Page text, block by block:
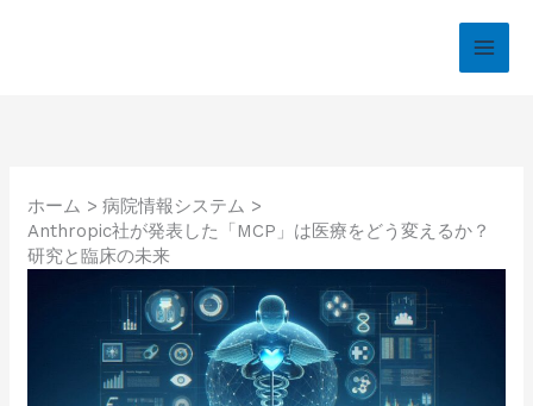
ホーム
病院情報システム
Anthropic社が発表した「MCP」は医療をどう変えるか？
研究と臨床の未来